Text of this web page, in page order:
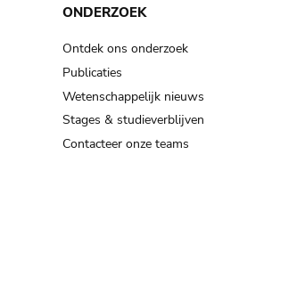
ONDERZOEK
Ontdek ons onderzoek
Publicaties
Wetenschappelijk nieuws
Stages & studieverblijven
Contacteer onze teams